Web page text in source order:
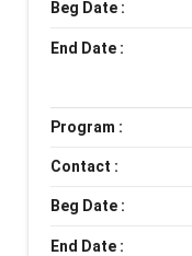
Beg Date :
End Date :
Program :
Contact :
Beg Date :
End Date :